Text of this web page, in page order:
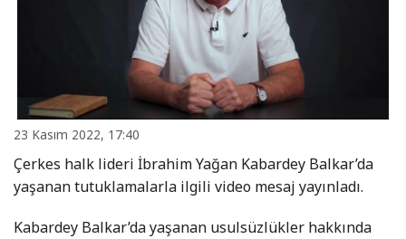
23 Kasım 2022, 17:40
Çerkes halk lideri İbrahim Yağan Kabardey Balkar’da
yaşanan tutuklamalarla ilgili video mesaj yayınladı.
Kabardey Balkar’da yaşanan usulsüzlükler hakkında